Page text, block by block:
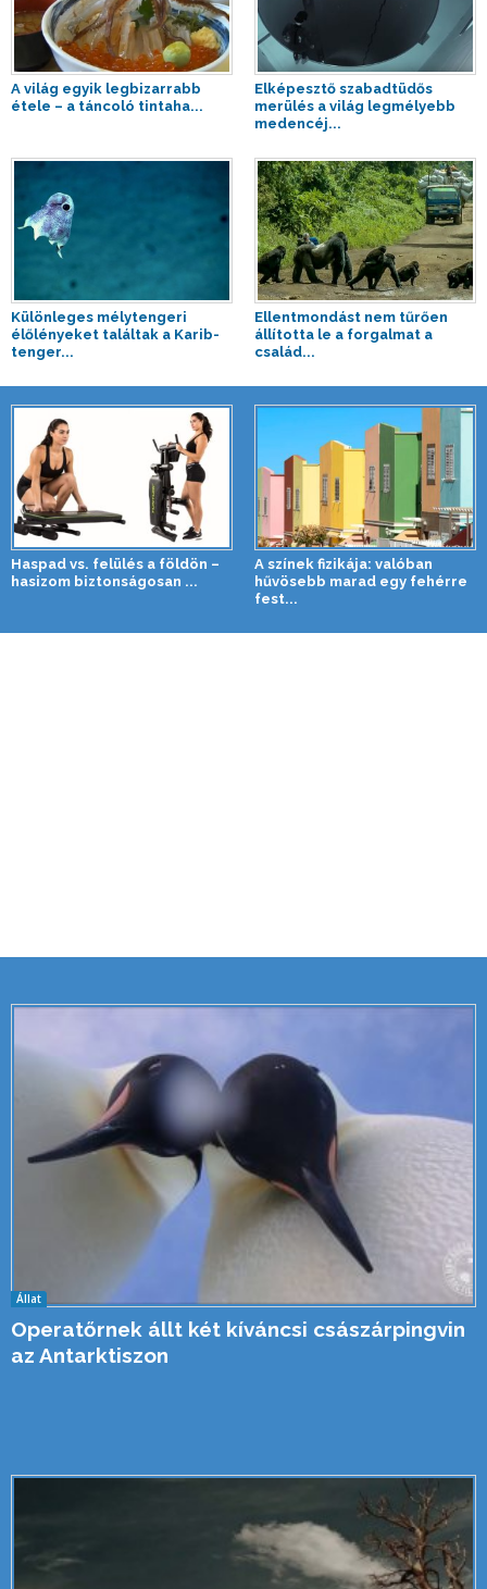
A világ egyik legbizarrabb
étele – a táncoló tintaha...
Elképesztő szabadtüdős
merülés a világ legmélyebb
medencéj...
Különleges mélytengeri
élőlényeket találtak a Karib-
tenger...
Ellentmondást nem tűrően
állította le a forgalmat a
család...
Haspad vs. felülés a földön –
hasizom biztonságosan ...
A színek fizikája: valóban
hűvösebb marad egy fehérre
fest...
Állat
Operatőrnek állt két kíváncsi császárpingvin
az Antarktiszon